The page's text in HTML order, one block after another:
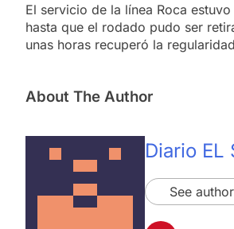
El servicio de la línea Roca
hasta que el rodado pudo ser
unas horas recuperó la
About The Author
Diario EL
See